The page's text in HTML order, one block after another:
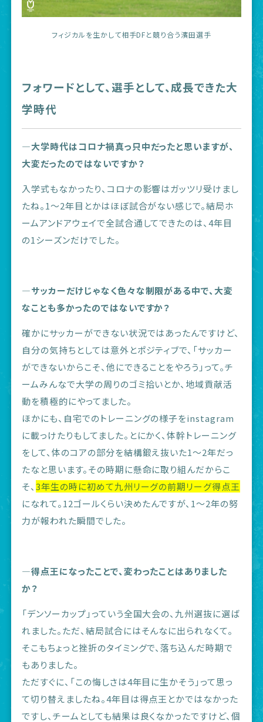
フィジカルを生かして相手DFと競り合う濱田選手
フォワードとして、選手として、成長できた大
学時代
―大学時代はコロナ禍真っ只中だったと思いますが、
大変だったのではないですか？
入学式もなかったり、コロナの影響はガッツリ受けまし
たね。1～2年目とかはほぼ試合がない感じで。結局ホ
ームアンドアウェイで全試合通してできたのは、4年目
の1シーズンだけでした。
―サッカーだけじゃなく色々な制限がある中で、大変
なことも多かったのではないですか？
確かにサッカーができない状況ではあったんですけど、
自分の気持ちとしては意外とポジティブで、「サッカー
ができないからこそ、他にできることをやろう」って。チ
ームみんなで大学の周りのゴミ拾いとか、地域貢献活
動を積極的にやってました。
ほかにも、自宅でのトレーニングの様子をinstagram
に載っけたりもしてました。とにかく、体幹トレーニング
をして、体のコアの部分を結構鍛え抜いた1～2年だっ
たなと思います。その時期に懸命に取り組んだからこ
そ、3年生の時に初めて九州リーグの前期リーグ得点王
になれて。12ゴールくらい決めたんですが、1～2年の努
力が報われた瞬間でした。
―得点王になったことで、変わったことはありました
か？
「デンソーカップ」っていう全国大会の、九州選抜に選ば
れました。ただ、結局試合にはそんなに出られなくて。
そこもちょっと挫折のタイミングで、落ち込んだ時期で
もありました。
ただすぐに、「この悔しさは4年目に生かそう」って思っ
て切り替えましたね。4年目は得点王とかではなかった
ですし、チームとしても結果は良くなかったですけど、個